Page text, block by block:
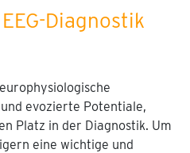
Diagnostik
evozierte Potentiale,
Platz in der Diagnostik. Um
eine wichtige und